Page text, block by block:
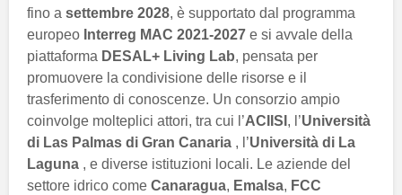
fino a settembre 2028, è supportato dal programma
europeo Interreg MAC 2021-2027 e si avvale della
piattaforma DESAL+ Living Lab, pensata per
promuovere la condivisione delle risorse e il
trasferimento di conoscenze. Un consorzio ampio
coinvolge molteplici attori, tra cui l’ACIISI , l’Università
di Las Palmas di Gran Canaria , l’Università di La
Laguna , e diverse istituzioni locali. Le aziende del
settore idrico come Canaragua, Emalsa, FCC